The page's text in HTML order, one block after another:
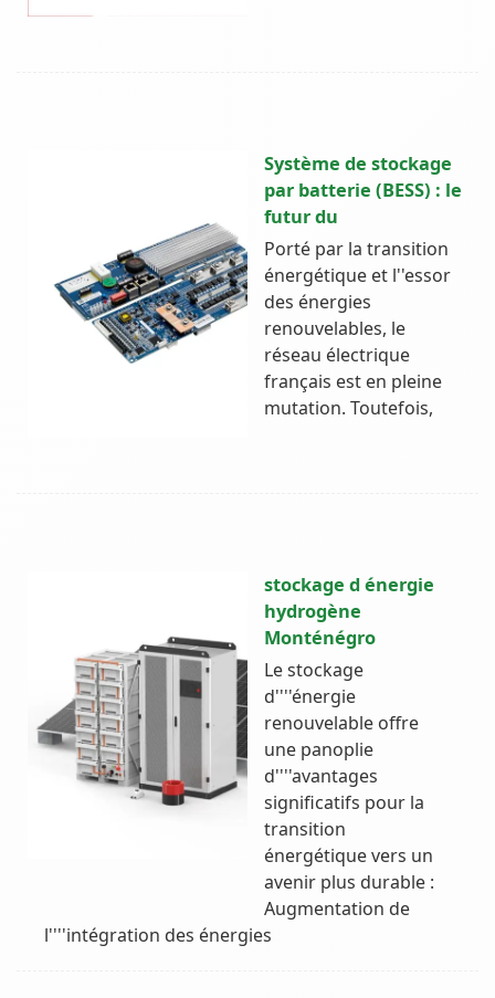
Système de stockage
par batterie (BESS) : le
futur du
Porté par la transition
énergétique et l''essor
des énergies
renouvelables, le
réseau électrique
français est en pleine
mutation. Toutefois,
stockage d énergie
hydrogène
Monténégro
Le stockage
d''''énergie
renouvelable offre
une panoplie
d''''avantages
significatifs pour la
transition
énergétique vers un
avenir plus durable :
Augmentation de
l''''intégration des énergies